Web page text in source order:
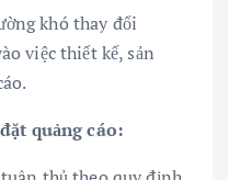
khó thay đổi
việc thiết kế, sản
quảng cáo: